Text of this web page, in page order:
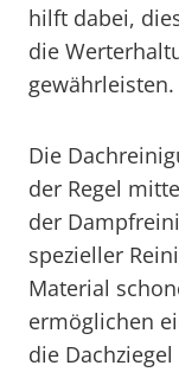
hilft dabei,
die
gewährleisten.
Die
der Regel
der
spezieller
Material
ermöglichen
die